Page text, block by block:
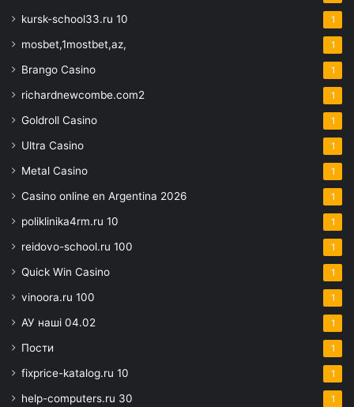
kursk-school33.ru 10 1
mosbet,1mostbet,az, 1
Brango Casino 1
richardnewcombe.com2 1
Goldroll Casino 1
Ultra Casino 1
Metal Casino 1
Casino online en Argentina 2026 1
poliklinika4rm.ru 10 1
reidovo-school.ru 100 1
Quick Win Casino 1
vinoora.ru 100 1
АУ наші 04.02 1
Пости 1
fixprice-katalog.ru 10 1
help-computers.ru 30 1